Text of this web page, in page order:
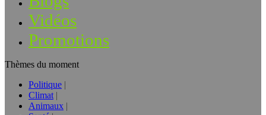
Vidéos
Promotions
Thèmes du moment
Politique
Climat
Animaux